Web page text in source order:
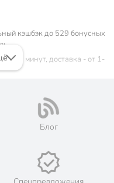
кэшбэк до 529 бонусных
60 минут, доставка - от 1-
сделать заказ и оплатить
сети магазинов Порядок.
гипермаркета или
день!
Интернет-гипермаркет
ведущих мировых
Блог